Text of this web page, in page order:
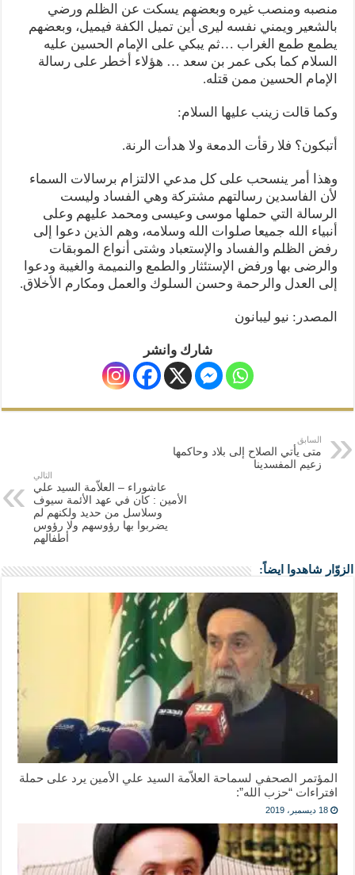
منصبه ومنصب غيره وبعضهم يسكت عن الظلم ورضي
بالشعير ويمني نفسه ليرى أين تميل الكفة فيميل، وبعضهم
يطمع طمع الغراب …ثم يبكي على الإمام الحسين عليه
السلام كما بكى عمر بن سعد … هؤلاء أخطر على رسالة
الإمام الحسين ممن قتله.
وكما قالت زينب عليها السلام:
أتبكون؟ فلا رقأت الدمعة ولا هدأت الرنة.
وهذا أمر ينسحب على كل مدعي الالتزام برسالات السماء
لأن الفاسدين رسالتهم مشتركة وهي الفساد وليست
الرسالة التي حملها موسى وعيسى ومحمد عليهم وعلى
أنبياء الله جميعا صلوات الله وسلامه، وهم الذين دعوا إلى
رفض الظلم والفساد والإستعباد وشتى أنواع الموبقات
والرضى بها ورفض الإستئثار والطمع والنميمة والغيبة ودعوا
إلى العدل والرحمة وحسن السلوك والعمل ومكارم الأخلاق.
المصدر: نيو ليبانون
شارك وانشر
السابق
متى يأتي الصلاح إلى بلاد وحاكمها
زعيم المفسدينا
التالي
عاشوراء – العلاّمة السيد علي
الأمين : كان في عهد الأئمة سيوف
وسلاسل من حديد ولكنهم لم
يضربوا بها رؤوسهم ولا رؤوس
أطفالهم
الزوّار شاهدوا ايضاً:
المؤتمر الصحفي لسماحة العلاّمة السيد علي الأمين يرد على حملة
افتراءات “حزب الله”:
18 ديسمبر، 2019